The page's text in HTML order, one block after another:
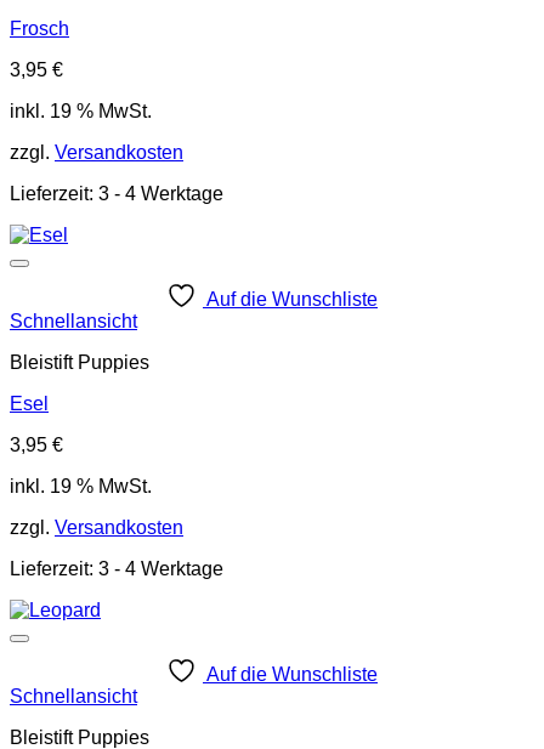
Frosch
3,95 €
inkl. 19 % MwSt.
zzgl. Versandkosten
Lieferzeit: 3 - 4 Werktage
Auf die Wunschliste
Schnellansicht
Bleistift Puppies
Esel
3,95 €
inkl. 19 % MwSt.
zzgl. Versandkosten
Lieferzeit: 3 - 4 Werktage
Auf die Wunschliste
Schnellansicht
Bleistift Puppies